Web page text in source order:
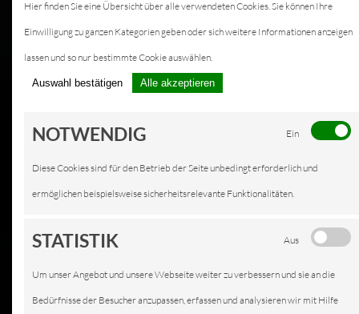
Hier finden Sie eine Übersicht über alle verwendeten Cookies. Sie können Ihre
Einwilligung zu ganzen Kategorien geben oder sich weitere Informationen anzeigen
lassen und so nur bestimmte Cookie auswählen.
Auswahl bestätigen Alle akzeptieren
NOTWENDIG Ein
Diese Cookies sind für den Betrieb der Seite unbedingt erforderlich und
ermöglichen beispielsweise sicherheitsrelevante Funktionalitäten.
STATISTIK Aus
Um unser Angebot und unsere Webseite weiter zu verbessern und sie an die
Bedürfnisse der Besucher anzupassen, erfassen und analysieren wir mit Hilfe